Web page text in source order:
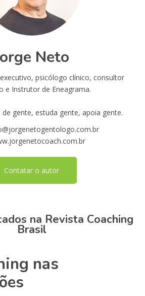
Neto
psicólogo clínico, consultor
e Instrutor de Eneagrama.
gente, estuda gente, apoia gente.
Contatar o autor
na Revista Coaching
Brasil
nas